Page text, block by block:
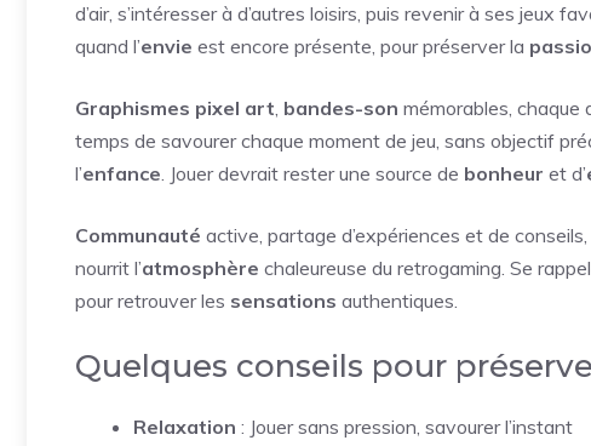
d’air, s’intéresser à d’autres loisirs, puis revenir à ses jeux
quand l’envie est encore présente, pour préserver la
Graphismes pixel art, bandes-son mémorables, chaque
temps de savourer chaque moment de jeu, sans objectif
l’enfance. Jouer devrait rester une source de bonheur et d’
Communauté active, partage d’expériences et de
nourrit l’atmosphère chaleureuse du retrogaming. Se
pour retrouver les sensations authentiques.
Quelques conseils pour
Relaxation : Jouer sans pression, savourer l’instant